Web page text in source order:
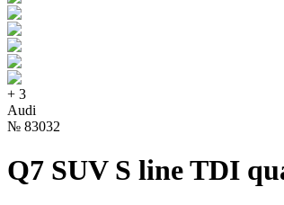
+ 3
Audi
№ 83032
Q7 SUV S line TDI